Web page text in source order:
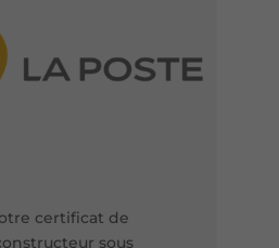
certificat de
sous